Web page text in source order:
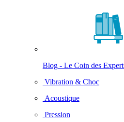
Blog - Le Coin des
Vibration & Choc
Acoustique
Pression